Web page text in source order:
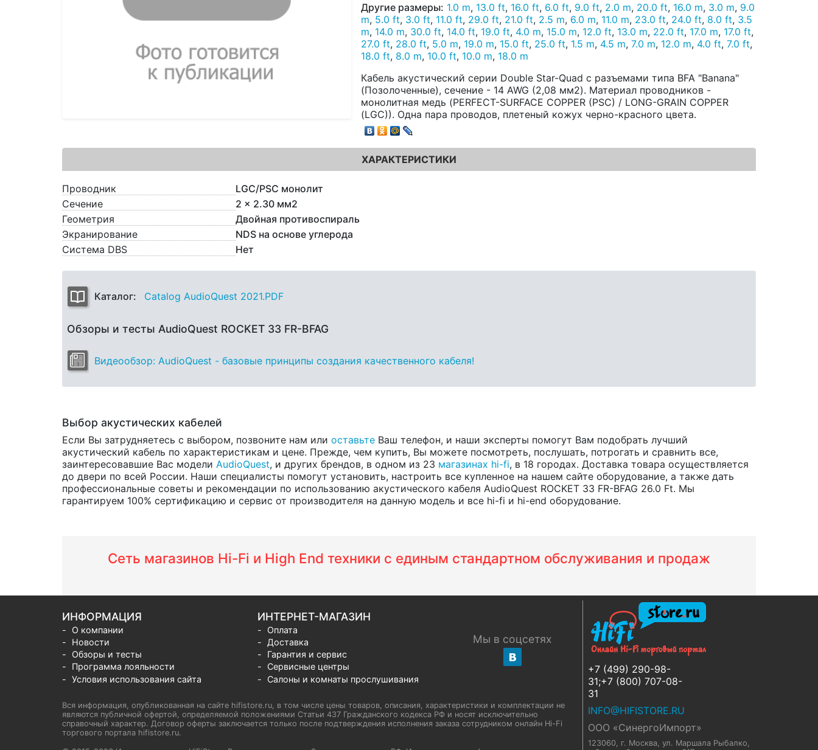
Другие размеры: 1.0 m, 13.0 ft, 16.0 ft, 6.0 ft, 9.0 ft, 2.0 m, 20.0 ft, 16.0 m, 3.0 m, 9.0
m, 5.0 ft, 3.0 ft, 11.0 ft, 29.0 ft, 21.0 ft, 2.5 m, 6.0 m, 11.0 m, 23.0 ft, 24.0 ft, 8.0 ft, 3.5
m, 14.0 m, 30.0 ft, 14.0 ft, 19.0 ft, 4.0 m, 15.0 m, 12.0 ft, 13.0 m, 22.0 ft, 17.0 m, 17.0 ft,
27.0 ft, 28.0 ft, 5.0 m, 19.0 m, 15.0 ft, 25.0 ft, 1.5 m, 4.5 m, 7.0 m, 12.0 m, 4.0 ft, 7.0 ft,
18.0 ft, 8.0 m, 10.0 ft, 10.0 m, 18.0 m
Кабель акустический серии Double Star-Quad с разъемами типа BFA "Banana"
(Позолоченные), сечение - 14 AWG (2,08 мм2). Материал проводников -
монолитная медь (PERFECT-SURFACE COPPER (PSC) / LONG-GRAIN COPPER
(LGC)). Одна пара проводов, плетеный кожух черно-красного цвета.
ХАРАКТЕРИСТИКИ
Проводник
LGC/PSC монолит
Сечение
2 x 2.30 мм2
Геометрия
Двойная противоспираль
Экранирование
NDS на основе углерода
Система DBS
Нет
Каталог: Catalog AudioQuest 2021.PDF
Обзоры и тесты AudioQuest ROCKET 33 FR-BFAG
Видеообзор: AudioQuest - базовые принципы создания качественного кабеля!
Выбор акустических кабелей
Если Вы затрудняетесь с выбором, позвоните нам или оставьте Ваш телефон, и наши эксперты помогут Вам подобрать лучший
акустический кабель по характеристикам и цене. Прежде, чем купить, Вы можете посмотреть, послушать, потрогать и сравнить все,
заинтересовавшие Вас модели AudioQuest, и других брендов, в одном из 23 магазинах hi-fi, в 18 городах. Доставка товара осуществляется
до двери по всей России. Наши специалисты помогут установить, настроить все купленное на нашем сайте оборудование, а также дать
профессиональные советы и рекомендации по использованию акустического кабеля AudioQuest ROCKET 33 FR-BFAG 26.0 Ft. Мы
гарантируем 100% сертификацию и сервис от производителя на данную модель и все hi-fi и hi-end оборудование.
Сеть магазинов Hi-Fi и High End техники с единым стандартном обслуживания и продаж
+7 (499) 290-98-
31;+7 (800) 707-08-
31
INFO@HIFISTORE.RU
ООО «СинергоИмпорт»
123060, г. Москва ул. Маршала Рыбалко,
ИНФОРМАЦИЯ
О компании
Новости
Обзоры и тесты
Программа лояльности
Условия использования сайта
ИНТЕРНЕТ-МАГАЗИН
Оплата
Доставка
Гарантия и сервис
Сервисные центры
Салоны и комнаты прослушивания
Мы в соцсетях
Вся информация, опубликованная на сайте hifistore.ru, в том числе цены товаров, описания, характеристики и комплектации не
являются публичной офертой, определяемой положениями Статьи 437 Гражданского кодекса РФ и носят исключительно
справочный характер. Договор оферты заключается только после подтверждения исполнения заказа сотрудником онлайн Hi-Fi
торгового портала hifistore.ru.